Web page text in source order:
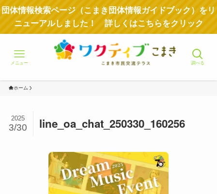
団体情報検索ページ（こまき団体情報ガイドブック）をリ
ニューアルしました！ 詳しくはこちらをクリック
調べる
メニュー
ホーム
line_oa_chat_250330_160256
2025
3/30